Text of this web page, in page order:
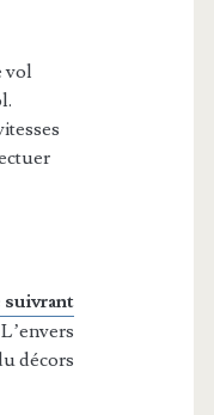
vol
décors